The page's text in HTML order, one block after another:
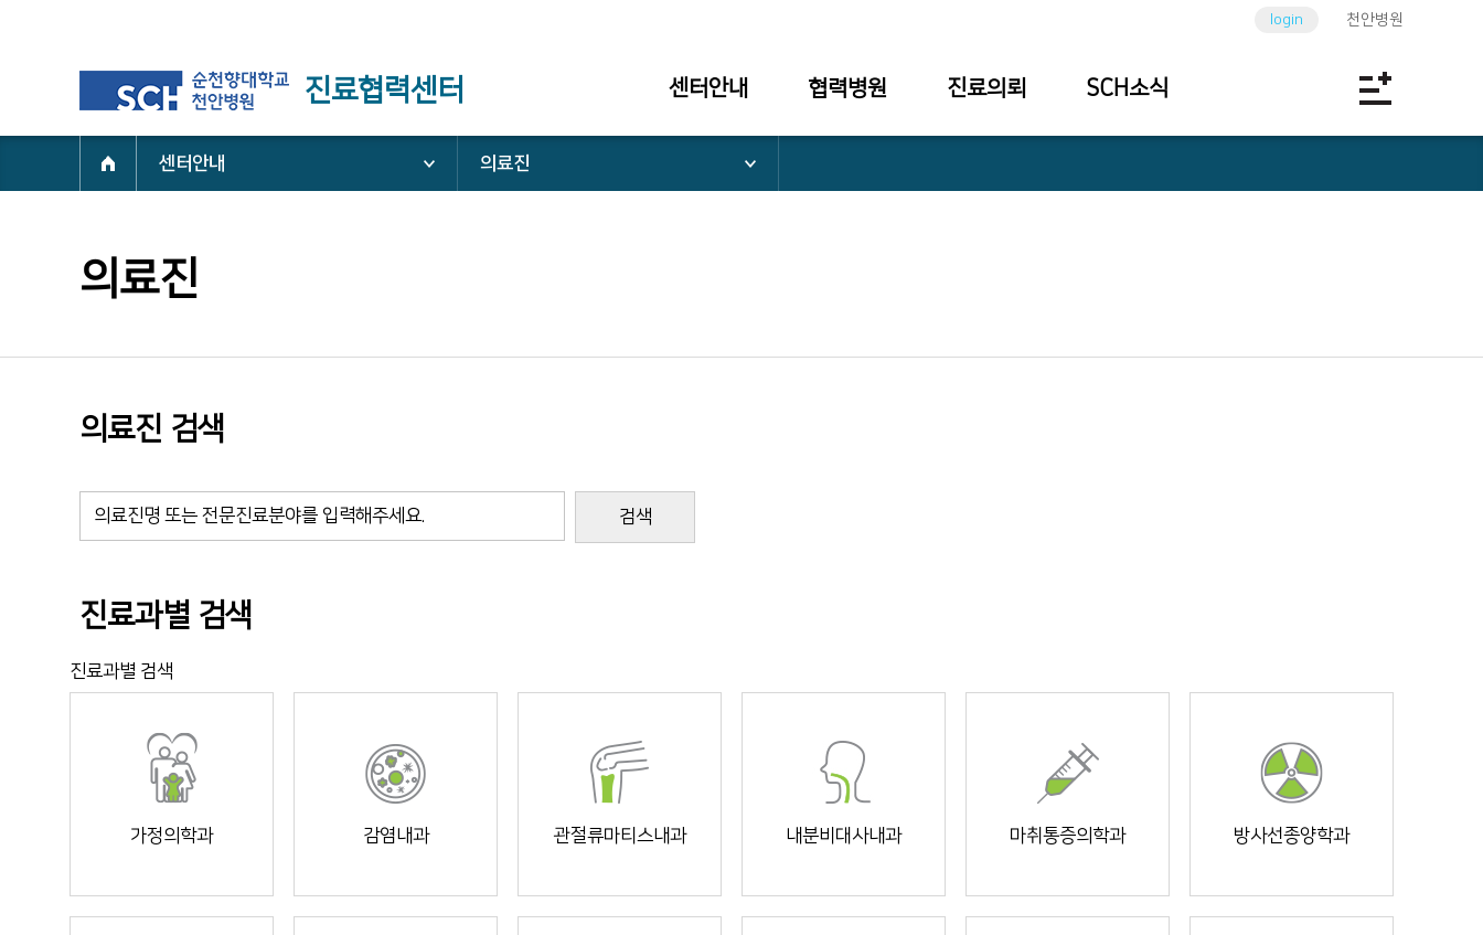
진료협력센터
login 천안병원
센터안내 협력병원 진료의뢰 SCH소식
센터안내 의료진
의료진
의료진 검색
검색
진료과별 검색
진료과별 검색
가정의학과 감염내과 관절류마티스내과 내분비대사내과 마취통증의학과 방사선종양학과